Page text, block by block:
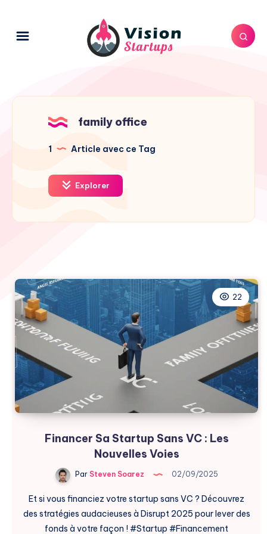
family office
1 Article avec ce Tag
Explorer
22
Financer Sa Startup Sans VC : Les
Nouvelles Voies
ParSteven Soarez 02/09/2025
Et si vous financiez votre startup sans VC ? Découvrez
des stratégies audacieuses à Disrupt 2025 pour lever des
fonds à votre façon ! #Startup #Financement